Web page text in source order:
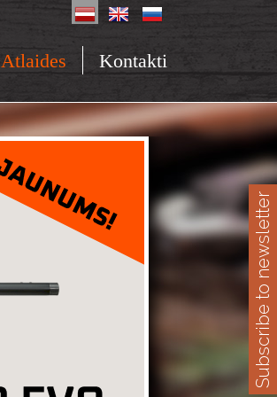
Atlaides Kontakti
Subscribe to newsletter